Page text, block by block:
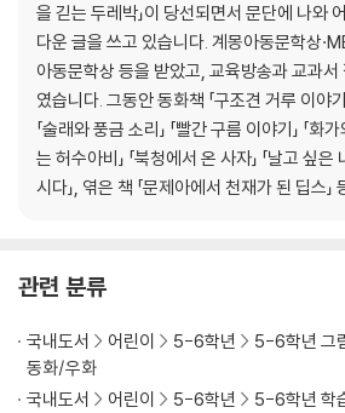
을 긷는 두레박」이 당선되면서 문단에 나와
다운 글을 쓰고 있습니다. 계몽아동문학상
아동문학상 등을 받았고, 교육방송과 교과
였습니다. 그동안 동화책 「구조견 거루 이야기
「술래와 풍금 소리」 「빨간 구름 이야기」 「화
는 허수아비」 「북청에서 온 사자」 「날고 싶은
시다」, 엮은 책 「문제아에서 천재가 된 딥스」
관련 분류
국내도서 어린이 5-6학년 5-6학년 그
동화/우화
국내도서
어린이 5-6학년 5-6학년 학